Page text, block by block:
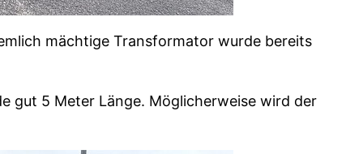
mächtige Transformator wurde bereits
gut 5 Meter Länge. Möglicherweise wird der